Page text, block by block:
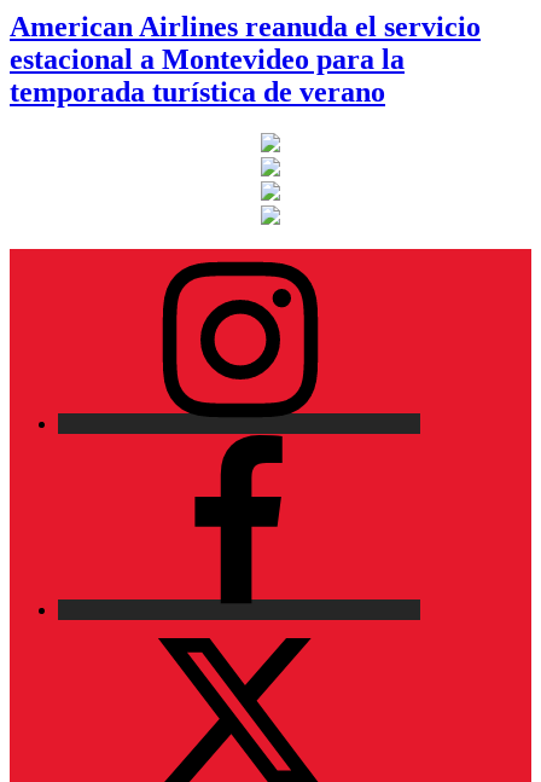
American Airlines reanuda el servicio
estacional a Montevideo para la
temporada turística de verano